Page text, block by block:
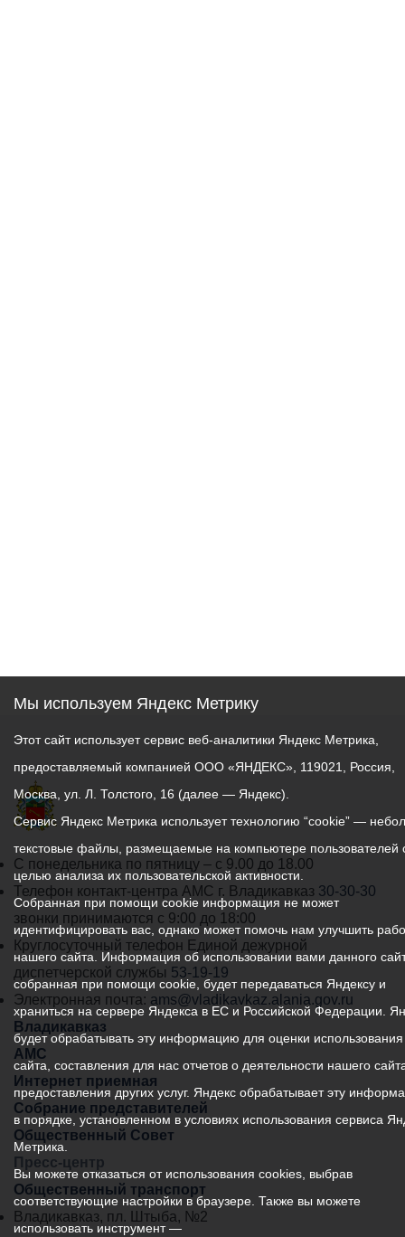
График
работы
администрации
местного
самоуправления
города
Владикавказ:
С понедельника по пятницу – с 9.00 до 18.00
Телефон контакт-центра АМС г. Владикавказ 30-30-30
звонки принимаются с 9:00 до 18:00
Круглосуточный телефон Единой дежурной
диспетчерской службы 53-19-19
Электронная почта: ams@vladikavkaz.alania.gov.ru
Владикавказ
АМС
Интернет приемная
Собрание представителей
Общественный Совет
Пресс-центр
Общественный транспорт
Владикавказ, пл. Штыба, №2
Мы используем Яндекс Метрику
Этот сайт использует сервис веб-аналитики Яндекс Метрика,
предоставляемый компанией ООО «ЯНДЕКС», 119021, Россия,
Москва, ул. Л. Толстого, 16 (далее — Яндекс).
Сервис Яндекс Метрика использует технологию “cookie” —
текстовые файлы, размещаемые на компьютере пользователей
целью анализа их пользовательской активности.
Собранная при помощи cookie информация не может
идентифицировать вас, однако может помочь нам улучшить
нашего сайта. Информация об использовании вами данного
собранная при помощи cookie, будет передаваться Яндексу и
храниться на сервере Яндекса в ЕС и Российской Федерации.
будет обрабатывать эту информацию для оценки
сайта, составления для нас отчетов о деятельности нашего
предоставления других услуг. Яндекс обрабатывает эту
в порядке, установленном в условиях использования сервиса
Метрика.
Вы можете отказаться от использования cookies, выбрав
соответствующие настройки в браузере. Также вы можете
использовать инструмент —